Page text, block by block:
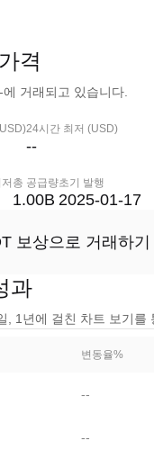
격
거래되고 있습니다.
24시간 최저 (USD)
--
총 공급량
1.00B
초기 발행
2025-01-17
보상으로 거래하기
과
1년에 걸친 차트 보기를
변동율%
--
--